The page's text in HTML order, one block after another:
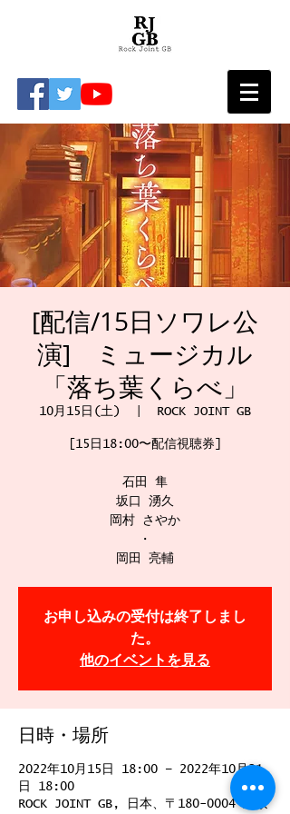
[配信/15日ソワレ公
演] ミュージカル
「落ち葉くらべ」
10月15日(土) ROCK JOINT GB
[15日18:00〜配信視聴券]
石田 隼
坂口 湧久
岡村 さやか
・
岡田 亮輔
お申し込みの受付は終了しまし
た。
他のイベントを見る
日時・場所
2022年10月15日 18:00 – 2022年10月21
日 18:00
ROCK JOINT GB, 日本、〒180-0004 東京